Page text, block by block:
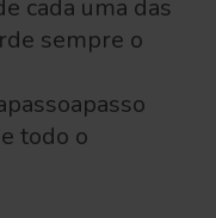
cada uma das
sempre o
todo o